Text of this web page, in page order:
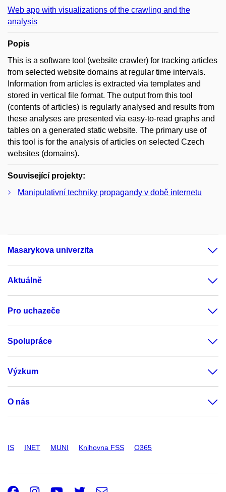
Web app with visualizations of the crawling and the
analysis
Popis
This is a software tool (website crawler) for tracking articles
from selected website domains at regular time intervals.
Information from articles is extracted via templates and
stored in vertical file format. The output from this tool
(contents of articles) is regularly analysed and results from
these analyses are presented via easy-to-read graphs and
tables on a generated static website. The primary use of
this tool is for the analysis of articles on selected Czech
websites (domains).
Související projekty:
Manipulativní techniky propagandy v době internetu
Masarykova univerzita
Aktuálně
Pro uchazeče
Spolupráce
Výzkum
O nás
IS INET MUNI Knihovna FSS O365